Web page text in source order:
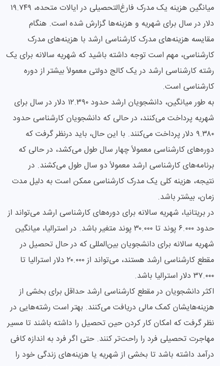
میانگین هزینه یک مدرک فارغ‌التحصیلی در ایالات متحده، ۱۹.۷۴۹
دلار در سال برای شهریه و هزینه‌ها گزارش شده است. هنگام
مقایسه هزینه‌های مدرک کارشناسی ارشد با هزینه‌های مدرک
کارشناسی، مهم است توجه داشته باشید که شهریه سالانه برای یک
رشته کارشناسی ارشد در یک کالج دولتی معمولاً بیشتر از دوره
کارشناسی است.
به طور میانگین، دانشجویان ارشد حدود ۱۲.۳۹۰ دلار در سال برای
شهریه پرداخت می‌کنند، در حالی که دانشجویان کارشناسی حدود
۹.۳۸۰ دلار پرداخت می‌کنند. با این حال، باید درنظر گرفت که
دوره‌های کارشناسی معمولاً چهار سال طول می‌کشد، در حالی که
برنامه‌های کارشناسی ارشد معمولاً دو سال طول می‌کشند. در
نتیجه، هزینه کلی یک مدرک کارشناسی ممکن است به دلیل مدت
زمان، بیشتر باشد.
در بریتانیا، شهریه سالانه برای دوره‌های کارشناسی ارشد می‌تواند از
حدود ۶.۰۰۰ پوند تا ۳۰.۰۰۰ پوند متغیر باشد. در استرالیا، میانگین
شهریه سالانه برای دانشجویان بین‌المللی که در حال تحصیل در
مقطع کارشناسی ارشد هستند، می‌تواند از ۲۰.۰۰۰ دلار استرالیا تا
۳۷.۰۰۰ دلار استرالیا باشد.
اکثر دانشجویان در مقطع کارشناسی ارشد حداقل برای بخشی از
هزینه‌هایشان کمک مالی دریافت می‌کنند. بهتر است رشته‌هایی در
نظر گرفت که امکان کار کردن حین تحصیل را داشته باشند تا مسیر
مهاجرت تحصیلی فرد را راحت‌تر کنند. حتی اگر فرد به اندازه کافی
درآمد داشته باشد تا بخشی از شهریه یا هزینه‌های زندگی خود را